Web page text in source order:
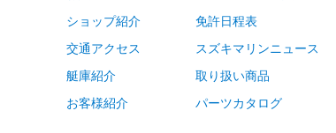
ショップ紹介
交通アクセス
艇庫紹介
お客様紹介
免許日程表
スズキマリンニュース
取り扱い商品
パーツカタログ